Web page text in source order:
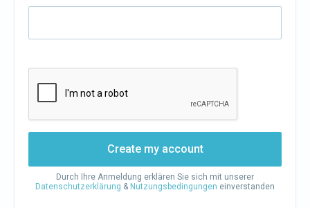
Create my account
Durch Ihre Anmeldung erklären Sie sich mit unserer
Datenschutzerklärung & Nutzungsbedingungen einverstanden